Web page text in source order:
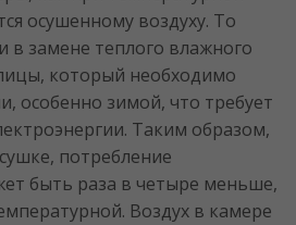
осушенному воздуху. То
в замене теплого влажного
который необходимо
особенно зимой, что требует
Таким образом,
потребление
быть раза в четыре меньше,
Воздух в камере